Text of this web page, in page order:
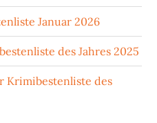
Januar 2026
des Jahres 2025
Krimibestenliste des